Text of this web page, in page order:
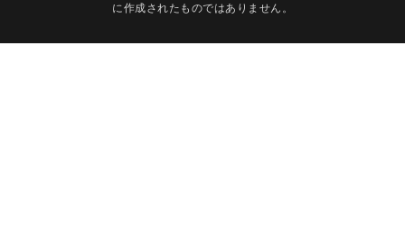
に作成されたものではありません。